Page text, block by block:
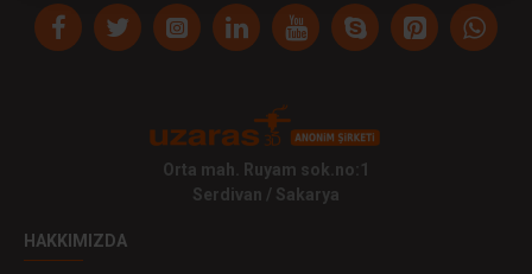
Orta mah. Ruyam sok.no:1
Serdivan / Sakarya
HAKKIMIZDA